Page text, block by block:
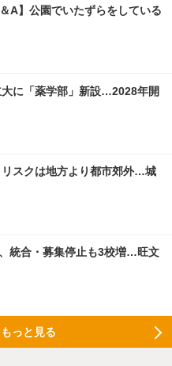
A】公園でいたずらをしている
に「薬学部」新設…2028年開
スクは地方より都市郊外…城
統合・募集停止も3校増…旺文
っと見る